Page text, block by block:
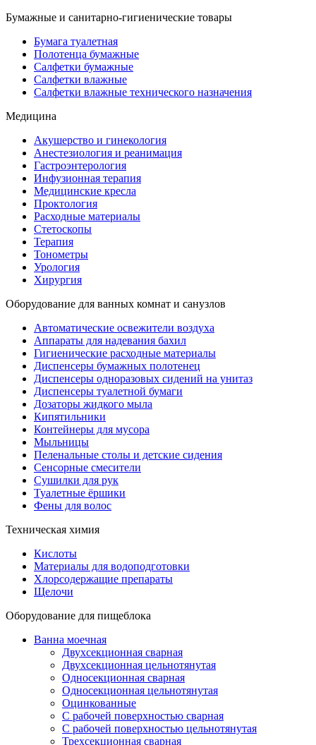
Бумажные и санитарно-гигиенические товары
Бумага туалетная
Полотенца бумажные
Салфетки бумажные
Салфетки влажные
Салфетки влажные технического назначения
Медицина
Акушерство и гинекология
Анестезиология и реанимация
Гастроэнтерология
Инфузионная терапия
Медицинские кресла
Проктология
Расходные материалы
Стетоскопы
Терапия
Тонометры
Урология
Хирургия
Оборудование для ванных комнат и санузлов
Автоматические освежители воздуха
Аппараты для надевания бахил
Гигиенические расходные материалы
Диспенсеры бумажных полотенец
Диспенсеры одноразовых сидений на унитаз
Диспенсеры туалетной бумаги
Дозаторы жидкого мыла
Кипятильники
Контейнеры для мусора
Мыльницы
Пеленальные столы и детские сидения
Сенсорные смесители
Сушилки для рук
Туалетные ёршики
Фены для волос
Техническая химия
Кислоты
Материалы для водоподготовки
Хлорсодержащие препараты
Щелочи
Оборудование для пищеблока
Ванна моечная
Двухсекционная сварная
Двухсекционная цельнотянутая
Односекционная сварная
Односекционная цельнотянутая
Оцинкованные
С рабочей поверхностью сварная
С рабочей поверхностью цельнотянутая
Трехсекционная сварная